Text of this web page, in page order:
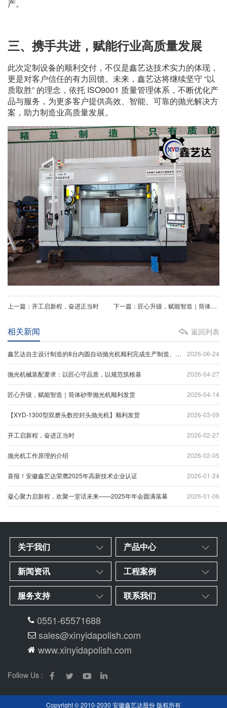
产。
三、携手共进，赋能行业高质量发展
此次定制设备的顺利交付，不仅是鑫艺达技术实力的体现，
更是对客户信任的有力回馈。未来，鑫艺达将继续坚守 “以
质取胜” 的理念，依托 ISO9001 质量管理体系，不断优化产
品与服务，为更多客户提供高效、智能、可靠的抛光解决方
案，助力制造业高质量发展。
上一篇：开工启新程，奋进正当时 下一篇：匠心升级，赋能智造｜筒体砂带抛光机顺利发货
返回列表
相关新闻
2026-06-24
鑫艺达自主设计制造的8台内圆自动抛光机顺利完成生产制造、设备调试及出厂验收工作，并于今日正式装车发货。
2026-04-27
抛光机械装配要求：以匠心守品质，以规范筑根基
2026-04-14
匠心升级，赋能智造｜筒体砂带抛光机顺利发货
2026-03-09
【XYD-1300型双磨头数控封头抛光机】顺利发货
2026-02-27
开工启新程，奋进正当时
2026-02-05
抛光机工作原理的介绍
2026-01-24
喜报！安徽鑫艺达荣膺2025年高新技术企业认证
2026-01-06
凝心聚力启新程，欢聚一堂话未来——2025年年会圆满落幕
关于我们 产品中心
新闻资讯 工程案例
服务支持 联系我们
0551-65571688
sales@xinyidapolish.com
www.xinyidapolish.com
Follow Us :
Copyright © 2010-2030 安徽鑫艺达股份 版权所有